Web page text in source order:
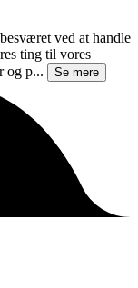
ved at handle
ting til vores
og p...
Se mere